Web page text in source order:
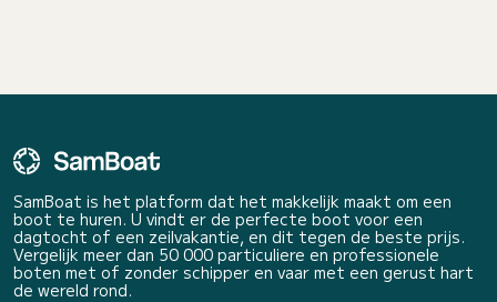
SamBoat is het platform dat het makkelijk maakt om een
boot te huren. U vindt er de perfecte boot voor een
dagtocht of een zeilvakantie, en dit tegen de beste prijs.
Vergelijk meer dan 50 000 particuliere en professionele
boten met of zonder schipper en vaar met een gerust hart
de wereld rond.